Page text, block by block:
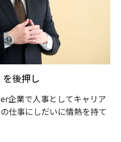
を後押し
企業で人事としてキャリア
仕事にしだいに情熱を持て